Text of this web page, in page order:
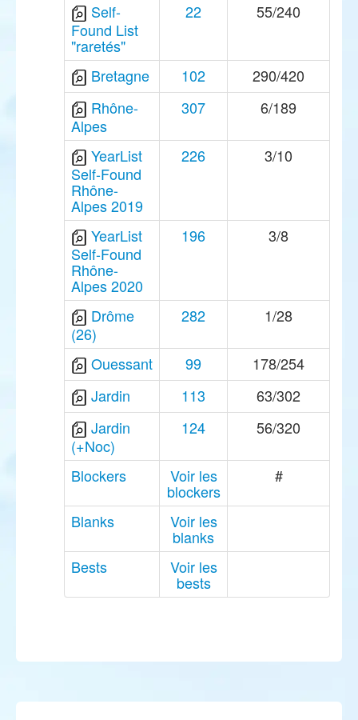
Self-
Found List
"raretés"
22 55/240
Bretagne 102
290/420
Rhône-
Alpes
307 6/189
YearList
Self-Found
Rhône-
Alpes 2019
226 3/10
YearList
Self-Found
Rhône-
Alpes 2020
196 3/8
Drôme
(26)
282 1/28
Ouessant 99
178/254
Jardin
113
63/302
Jardin
(+Noc)
124 56/320
Blockers Voir les
blockers
#
Blanks Voir les
blanks
Bests
Voir les
bests